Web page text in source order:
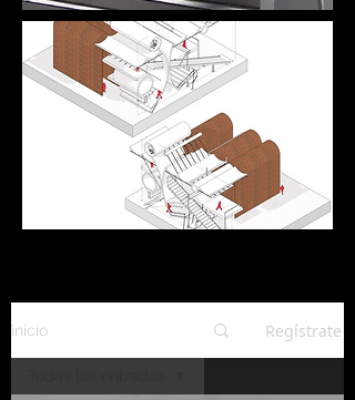
inicio Regístrate